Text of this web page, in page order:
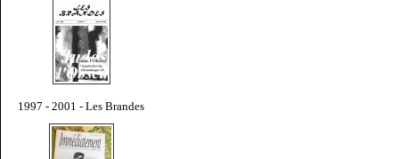
1997 - 2001 - Les Brandes